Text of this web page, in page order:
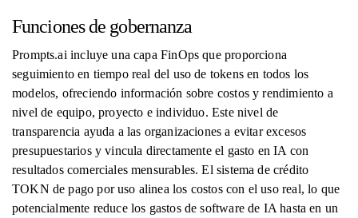
Funciones de gobernanza
Prompts.ai incluye una capa FinOps que proporciona
seguimiento en tiempo real del uso de tokens en todos los
modelos, ofreciendo información sobre costos y rendimiento a
nivel de equipo, proyecto e individuo. Este nivel de
transparencia ayuda a las organizaciones a evitar excesos
presupuestarios y vincula directamente el gasto en IA con
resultados comerciales mensurables. El sistema de crédito
TOKN de pago por uso alinea los costos con el uso real, lo que
potencialmente reduce los gastos de software de IA hasta en un